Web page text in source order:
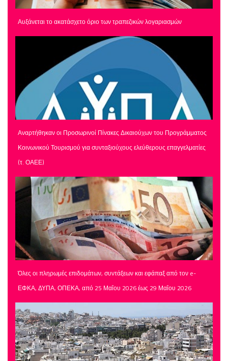
Αυξάνεται το ακατάσχετο όριο των τραπεζικών λογαριασμών
Αναρτήθηκαν οι Προσωρινοί Πίνακες Δικαιούχων του Προγράμματος
Κοινωνικού Τουρισμού για συνταξιούχους ελεύθερους επαγγελματίες
(τ. ΟΑΕΕ)
Όλες οι πληρωμές επιδομάτων, συντάξεων και εφάπαξ από τον e-
ΕΦΚΑ, ΔΥΠΑ, ΟΠΕΚΑ, από 25 Μαΐου 2026 έως 29 Μαΐου 2026